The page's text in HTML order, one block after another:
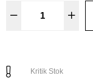
Kritik Stok